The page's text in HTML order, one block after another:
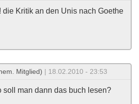
die Kritik an den Unis nach Goethe
Mitglied) | 18.02.2010 - 23:53
soll man dann das buch lesen?